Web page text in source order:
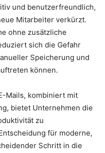
und benutzerfreundlich,
Mitarbeiter verkürzt.
ohne zusätzliche
sich die Gefahr
Speicherung und
können.
Mails, kombiniert mit
bietet Unternehmen die
zu
für moderne,
Schritt in die